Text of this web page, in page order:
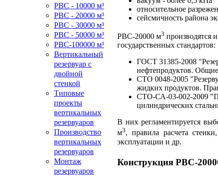
РВС - 10000 м³
РВС - 20000 м³
РВС - 30000 м³
РВС - 50000 м³
РВС-100000 м³
Вертикальный
резервуар с
двойной
стенкой
Типовые
проекты
вертикальных
резервуаров
Производство
вертикальных
резервуаров
Монтаж
резервуаров
относительное
сейсмичность района
РВС-20000 м3 производятся
государственных стандартов:
ГОСТ 31385-2008
нефтепродуктов.
СТО 0048-2005
жидких продуктов.
СТО-СА-03-002-2009
цилиндрических
В них регламентируется
м3, правила расчета
эксплуатации и др.
Конструкция РВС-